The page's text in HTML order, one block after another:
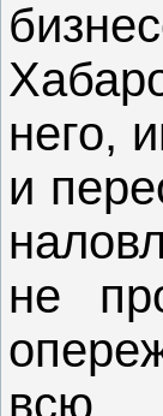
него,
и
не
всю.